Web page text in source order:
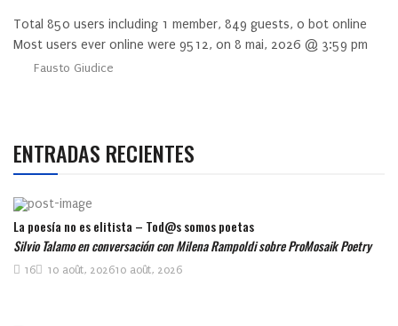
Total 850 users including 1 member, 849 guests, 0 bot online
Most users ever online were 9512, on 8 mai, 2026 @ 3:59 pm
Fausto Giudice
ENTRADAS RECIENTES
La poesía no es elitista – Tod@s somos poetas
Silvio Talamo en conversación con Milena Rampoldi sobre ProMosaik Poetry
10 août, 202610 août, 2026
16